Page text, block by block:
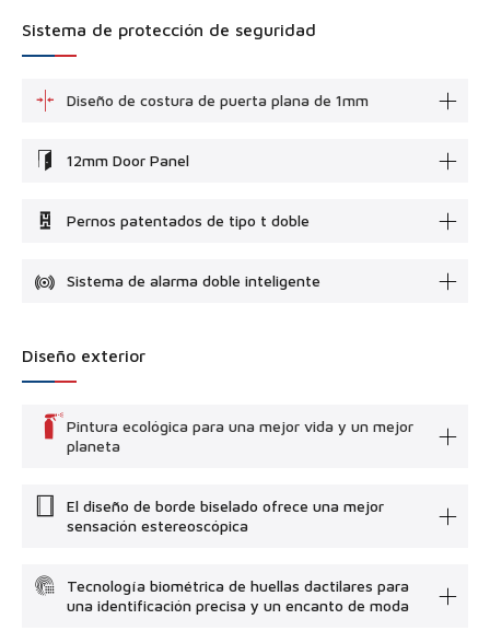
Sistema de protección de seguridad
Diseño de costura de puerta plana de 1mm
12mm Door Panel
Pernos patentados de tipo t doble
Sistema de alarma doble inteligente
Diseño exterior
Pintura ecológica para una mejor vida y un mejor
planeta
El diseño de borde biselado ofrece una mejor
sensación estereoscópica
Tecnología biométrica de huellas dactilares para
una identificación precisa y un encanto de moda